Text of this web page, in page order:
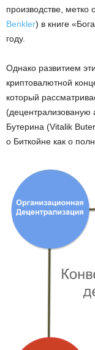
производстве,
Benkler) в книге
году.
Однако развитием
криптовалютной
который
(децентрализованую
Бутерина (Vitalik
о Биткойне как о